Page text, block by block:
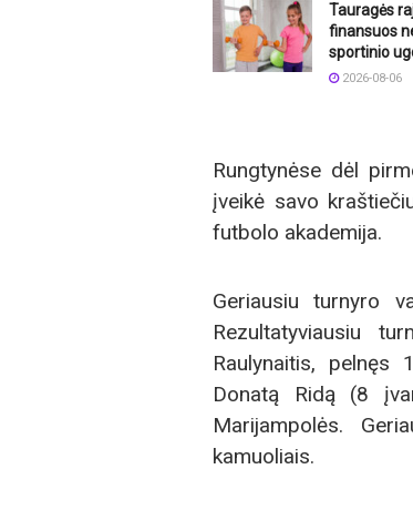
Tauragės
finansuos
sportinio
2026-08-06
Rungtynėse dėl
įveikė savo
futbolo akademija.
Geriausiu turnyro
Rezultatyviausiu
Raulynaitis,
Donatą Ridą (8
Marijampolės.
kamuoliais.